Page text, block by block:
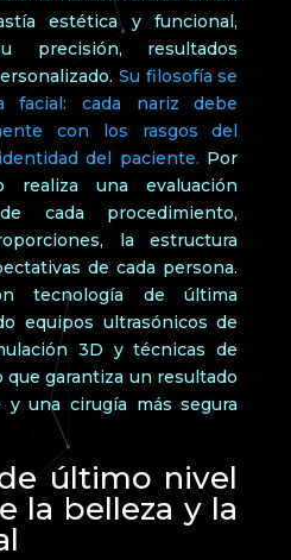
estética y funcional,
precisión, resultados
Su filosofía se
facial: cada nariz debe
con los rasgos del
del paciente. Por
una evaluación
cada procedimiento,
la estructura
de cada persona.
tecnología de última
equipos ultrasónicos de
3D y técnicas de
garantiza un resultado
una cirugía más segura
último nivel
la belleza y la